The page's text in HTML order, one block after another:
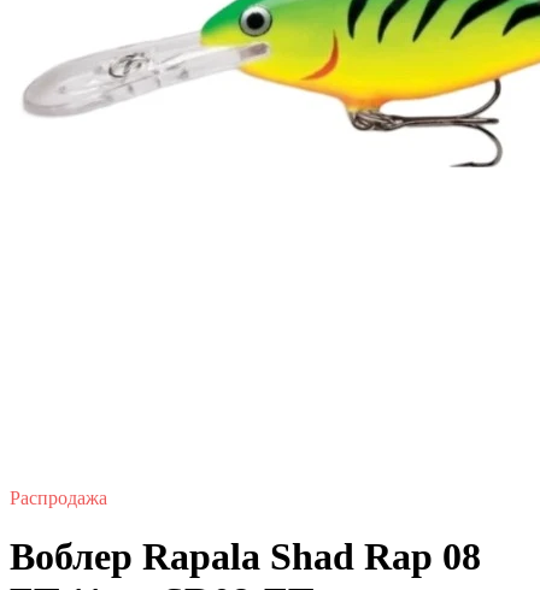
Распродажа
Воблер Rapala Shad Rap 08